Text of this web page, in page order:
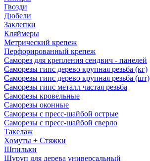
Гвозди
Дюбели
Заклепки
Кляймеры
Метрический крепеж
Перфорированный крепеж
Саморез для крепления сендвич - панелей
Саморезы гипс дерево крупная резьба (кг)
Саморезы гипс дерево крупная резьба (шт)
Саморезы гипс металл частая резьба
Саморезы кровельные
Саморезы оконные
Саморезы с пресс-шайбой острые
Саморезы с пресс-шайбой сверло
Такелаж
Хомуты + Стяжки
Шпильки
Шуруп для дерева универсальный